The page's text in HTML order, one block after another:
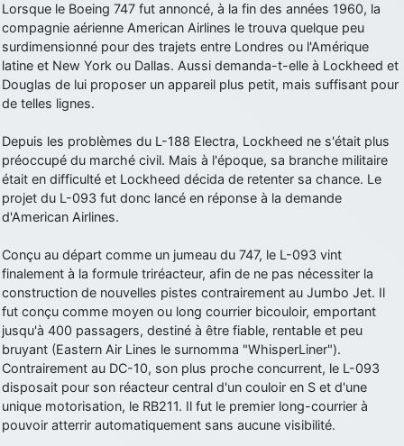
d9pouces
: cette fois, c'est le Brésil et Singapour qui mettent le site
par terre
jericho : Ah ben je peux te confirmer que j'étais resté dans le filtre…
d9pouces: Désolé ! Mon filtrage a été un peu trop violent
tout voir
Lorsque le Boeing 747 fut annoncé, à la fin des années 1960, la
compagnie aérienne American Airlines le trouva quelque peu
surdimensionné pour des trajets entre Londres ou l'Amérique
latine et New York ou Dallas. Aussi demanda-t-elle à Lockheed et
Douglas de lui proposer un appareil plus petit, mais suffisant pour
de telles lignes.
Depuis les problèmes du L-188 Electra, Lockheed ne s'était plus
préoccupé du marché civil. Mais à l'époque, sa branche militaire
était en difficulté et Lockheed décida de retenter sa chance. Le
projet du L-093 fut donc lancé en réponse à la demande
d'American Airlines.
Conçu au départ comme un jumeau du 747, le L-093 vint
finalement à la formule triréacteur, afin de ne pas nécessiter la
construction de nouvelles pistes contrairement au Jumbo Jet. Il
fut conçu comme moyen ou long courrier bicouloir, emportant
jusqu'à 400 passagers, destiné à être fiable, rentable et peu
bruyant (Eastern Air Lines le surnomma "WhisperLiner").
Contrairement au DC-10, son plus proche concurrent, le L-093
disposait pour son réacteur central d'un couloir en S et d'une
unique motorisation, le RB211. Il fut le premier long-courrier à
pouvoir atterrir automatiquement sans aucune visibilité.